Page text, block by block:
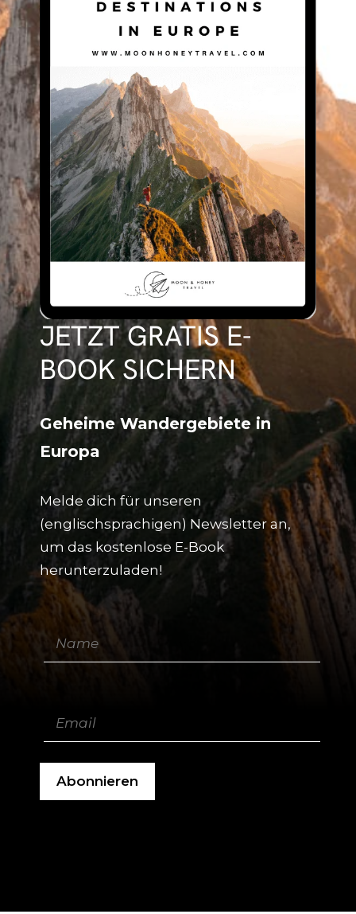
JETZT GRATIS E-
BOOK SICHERN
Geheime Wandergebiete in
Europa
Melde dich für unseren
(englischsprachigen) Newsletter an,
um das kostenlose E-Book
herunterzuladen!